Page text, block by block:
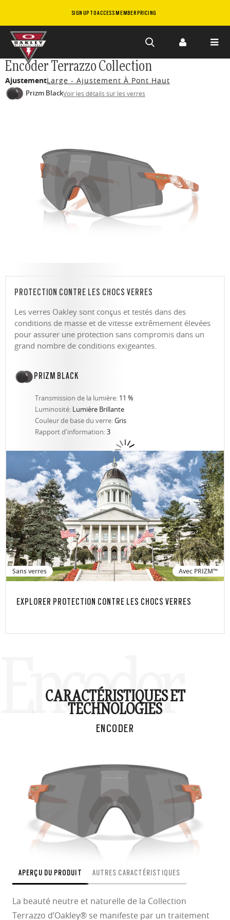
SIGN UP TO ACCESS MEMBER PRICING
Skip to
main
content
Encoder Terrazzo Collection
AjustementLarge - Ajustement À Pont Haut
Prizm BlackVoir les détails sur les verres
PROTECTION CONTRE LES CHOCS VERRES
Les verres Oakley sont conçus et testés dans des
conditions de masse et de vitesse extrêmement élevées
pour assurer une protection sans compromis dans un
grand nombre de conditions exigeantes.
PRIZM BLACK
Transmission de la lumière: 11 %
Luminosité: Lumière Brillante
Couleur de base du verre:Gris
Rapport d'information:3
Sans verres Avec PRIZM™
EXPLORER PROTECTION CONTRE LES CHOCS VERRES
Encoder
CARACTÉRISTIQUES ET
TECHNOLOGIES
ENCODER
APERÇU DU PRODUIT AUTRES CARACTÉRISTIQUES
La beauté neutre et naturelle de la Collection
Terrazzo d’Oakley® se manifeste par un traitement